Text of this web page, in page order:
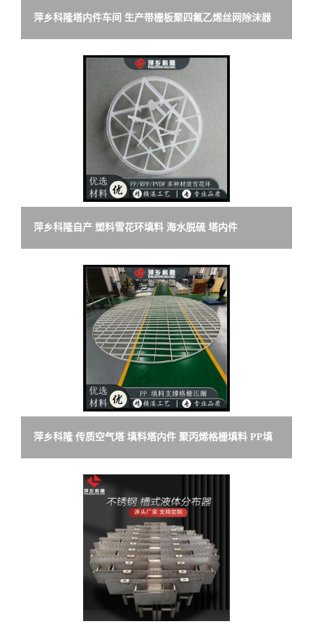
萍乡科隆塔内件车间 生产带栅板聚四氟乙烯丝网除沫器
PTFE四氟丝网除雾器
萍乡科隆自产 塑料雪花环填料 海水脱硫 塔内件
萍乡科隆 传质空气塔 填料塔内件 聚丙烯格栅填料 PP填
料压圈压栅